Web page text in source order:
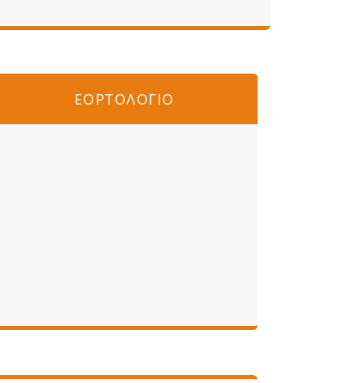
ΕΟΡΤΟΛΟΓΙΟ